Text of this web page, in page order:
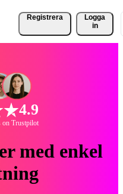
Registrera
Logga
in
4.9
on Trustpilot
med enkel